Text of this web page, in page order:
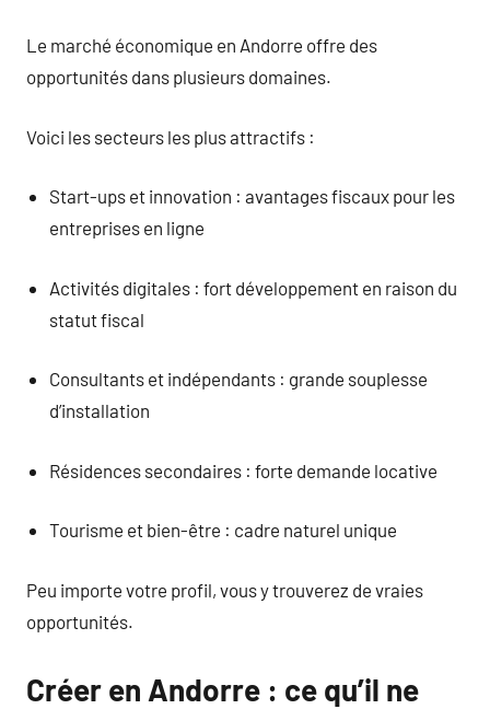
Le marché économique en Andorre offre des
opportunités dans plusieurs domaines.
Voici les secteurs les plus attractifs :
Start-ups et innovation : avantages fiscaux pour les
entreprises en ligne
Activités digitales : fort développement en raison du
statut fiscal
Consultants et indépendants : grande souplesse
d’installation
Résidences secondaires : forte demande locative
Tourisme et bien-être : cadre naturel unique
Peu importe votre profil, vous y trouverez de vraies
opportunités.
Créer en Andorre : ce qu’il ne